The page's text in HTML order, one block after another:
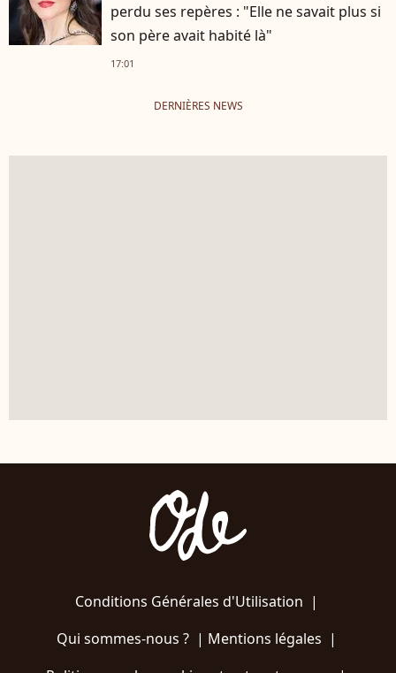
perdu ses repères : "Elle ne savait plus si
son père avait habité là"
17:01
DERNIÈRES NEWS
Conditions Générales d'Utilisation |
Qui sommes-nous ?| Mentions légales |